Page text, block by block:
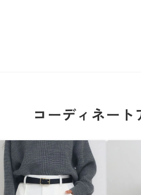
コーディネート